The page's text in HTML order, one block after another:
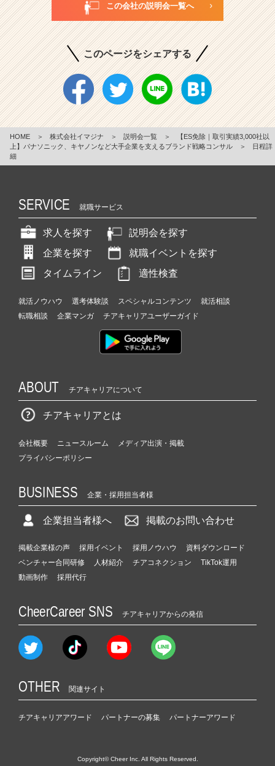
この会社の説明会一覧へ
このページをシェアする
HOME ＞ 株式会社イマジナ ＞ 説明会一覧 ＞
【ES免除｜取引実績3,000社以
上】パナソニック、キヤノンなど大手企業を支えるブランド戦略コンサル
＞
日程詳
細
SERVICE 就職サービス
求人を探す
説明会を探す
企業を探す
就職イベントを探す
タイムライン
適性検査
就活ノウハウ 選考体験談 スペシャルコンテンツ
就活相談
転職相談
企業マンガ チアキャリアユーザーガイド
ABOUT チアキャリアについて
チアキャリアとは
会社概要 ニュースルーム
メディア出演・掲載
プライバシーポリシー
BUSINESS 企業・採用担当者様
企業担当者様へ 掲載のお問い合わせ
掲載企業様の声 採用イベント 採用ノウハウ
資料ダウンロード
ベンチャー合同研修
人材紹介 チアコネクション
TikTok運用
動画制作
採用代行
CheerCareer SNS チアキャリアからの発信
OTHER 関連サイト
チアキャリアアワード パートナーの募集 パートナーアワード
Copyright© Cheer Inc. All Rights Reserved.